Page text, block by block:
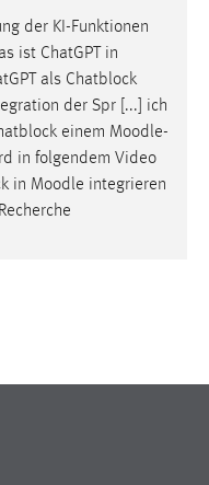
der KI-Funktionen
ist ChatGPT in
als Chatblock
der Spr [...] ich
einem Moodle-
in folgendem Video
in Moodle integrieren
wird in diesem Cookie